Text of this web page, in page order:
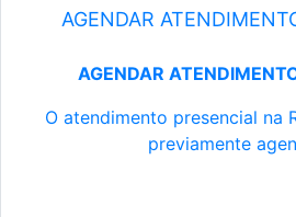
AGENDAR
AGENDAR
O atendimento presencial na
previamente